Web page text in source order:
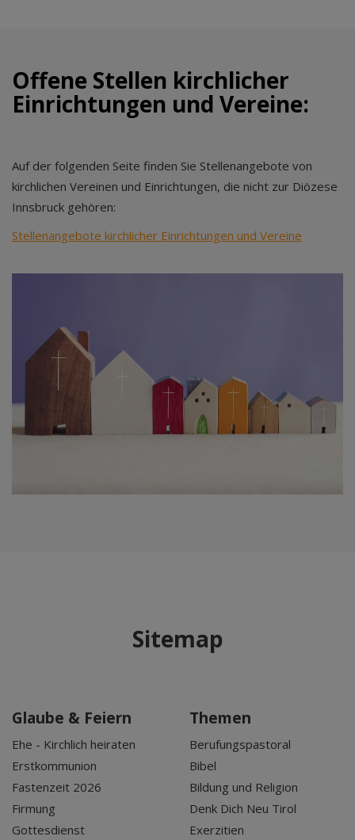
Offene Stellen kirchlicher
Einrichtungen und Vereine:
Auf der folgenden Seite finden Sie Stellenangebote von
kirchlichen Vereinen und Einrichtungen, die nicht zur Diözese
Innsbruck gehören:
Stellenangebote kirchlicher Einrichtungen und Vereine
Sitemap
Glaube & Feiern
Ehe - Kirchlich heiraten
Erstkommunion
Fastenzeit 2026
Firmung
Gottesdienst
Themen
Berufungspastoral
Bibel
Bildung und Religion
Denk Dich Neu Tirol
Exerzitien